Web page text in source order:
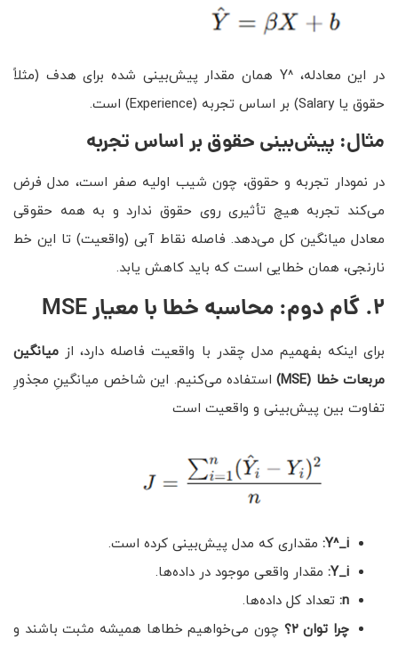
در این معادله، ^Y همان مقدار پیش‌بینی شده برای هدف (مثلاً
حقوق یا Salary) بر اساس تجربه (Experience) است.
مثال: پیش‌بینی حقوق بر اساس تجربه
در نمودار تجربه و حقوق، چون شیب اولیه صفر است، مدل فرض
می‌کند تجربه هیچ تأثیری روی حقوق ندارد و به همه حقوقی
معادل میانگین کل می‌دهد. فاصله نقاط آبی (واقعیت) تا این خط
نارنجی، همان خطایی است که باید کاهش یابد.
۲. گام دوم: محاسبه خطا با معیار
برای اینکه بفهمیم مدل چقدر با واقعیت فاصله دارد، از میانگین
مربعات خطا (MSE)
استفاده می‌کنیم. این شاخص میانگینِ مجذورِ
تفاوت بین پیش‌بینی و واقعیت است
Y^_i
: مقداری که مدل پیش‌بینی کرده است.
Y_i
: مقدار واقعی موجود در داده‌ها.
n
: تعداد کل داده‌ها.
چرا توان ۲؟
چون می‌خواهیم خطاها همیشه مثبت باشند و